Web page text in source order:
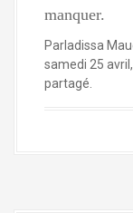
manquer.
Parladissa
samedi 25
partagé.